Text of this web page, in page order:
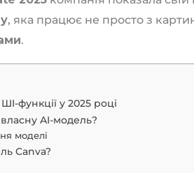
, яка працює не просто з
.
функції у 2025 році
AI-модель?
моделі
Canva?